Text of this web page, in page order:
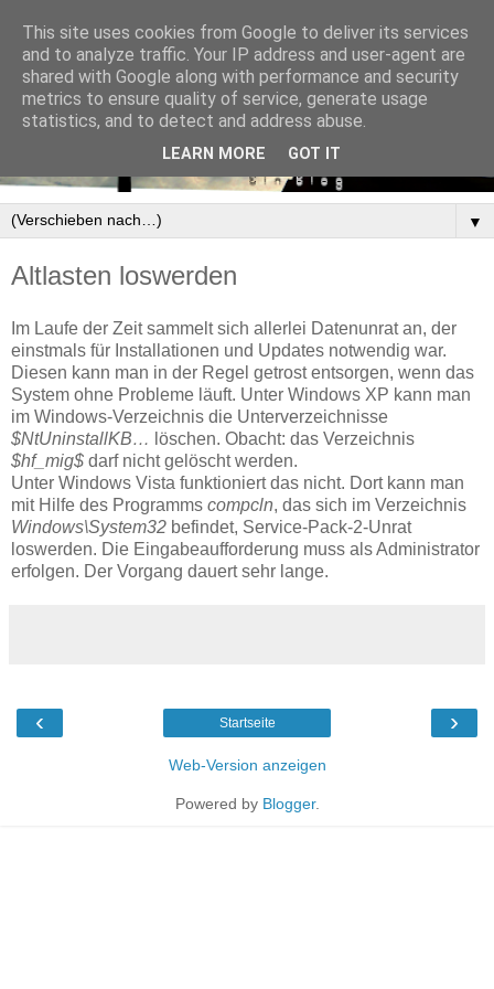
▼
Altlasten loswerden
Im Laufe der Zeit sammelt sich allerlei Datenunrat an, der
einstmals für Installationen und Updates notwendig war.
Diesen kann man in der Regel getrost entsorgen, wenn das
System ohne Probleme läuft. Unter Windows XP kann man
im Windows-Verzeichnis die Unterverzeichnisse
$NtUninstallKB… löschen. Obacht: das Verzeichnis
$hf_mig$ darf nicht gelöscht werden.
Unter Windows Vista funktioniert das nicht. Dort kann man
mit Hilfe des Programms compcln, das sich im Verzeichnis
Windows\System32 befindet, Service-Pack-2-Unrat
loswerden. Die Eingabeaufforderung muss als Administrator
erfolgen. Der Vorgang dauert sehr lange.
‹ ›
Startseite
Web-Version anzeigen
Powered by Blogger.
This site uses cookies from Google to deliver its services
and to analyze traffic. Your IP address and user-agent are
shared with Google along with performance and security
metrics to ensure quality of service, generate usage
statistics, and to detect and address abuse.
LEARN MORE GOT IT